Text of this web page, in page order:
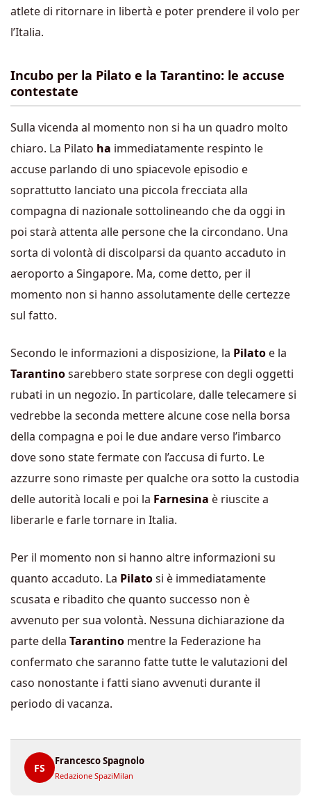
atlete di ritornare in libertà e poter prendere il volo per
l’Italia.
Incubo per la Pilato e la Tarantino: le accuse
contestate
Sulla vicenda al momento non si ha un quadro molto
chiaro. La Pilato ha immediatamente respinto le
accuse parlando di uno spiacevole episodio e
soprattutto lanciato una piccola frecciata alla
compagna di nazionale sottolineando che da oggi in
poi starà attenta alle persone che la circondano. Una
sorta di volontà di discolparsi da quanto accaduto in
aeroporto a Singapore. Ma, come detto, per il
momento non si hanno assolutamente delle certezze
sul fatto.
Secondo le informazioni a disposizione, la Pilato e la
Tarantinosarebbero state sorprese con degli oggetti
rubati in un negozio. In particolare, dalle telecamere si
vedrebbe la seconda mettere alcune cose nella borsa
della compagna e poi le due andare verso l’imbarco
dove sono state fermate con l’accusa di furto. Le
azzurre sono rimaste per qualche ora sotto la custodia
delle autorità locali e poi la Farnesina è riuscite a
liberarle e farle tornare in Italia.
Per il momento non si hanno altre informazioni su
quanto accaduto. La Pilatosi è immediatamente
scusata e ribadito che quanto successo non è
avvenuto per sua volontà. Nessuna dichiarazione da
parte della Tarantino mentre la Federazione ha
confermato che saranno fatte tutte le valutazioni del
caso nonostante i fatti siano avvenuti durante il
periodo di vacanza.
FS
Francesco Spagnolo
Redazione SpaziMilan